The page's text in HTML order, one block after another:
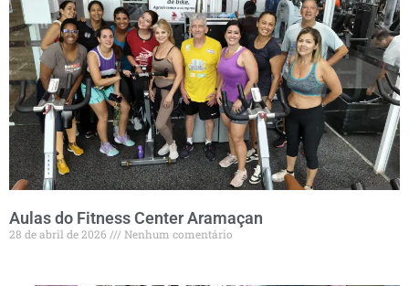
Aulas do Fitness Center Aramaçan
28 de abril de 2026 Nenhum comentário